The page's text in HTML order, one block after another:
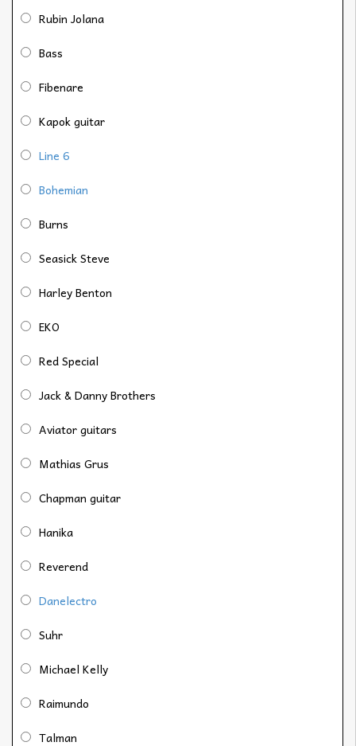
Rubin Jolana
Bass
Fibenare
Kapok guitar
Line 6
Bohemian
Burns
Seasick Steve
Harley Benton
EKO
Red Special
Jack & Danny Brothers
Aviator guitars
Mathias Grus
Chapman guitar
Hanika
Reverend
Danelectro
Suhr
Michael Kelly
Raimundo
Talman